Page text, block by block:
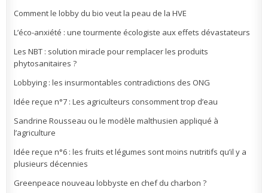
Comment le lobby du bio veut la peau de la HVE
L’éco-anxiété : une tourmente écologiste aux effets dévastateurs
Les NBT : solution miracle pour remplacer les produits
phytosanitaires ?
Lobbying : les insurmontables contradictions des ONG
Idée reçue n°7 : Les agriculteurs consomment trop d’eau
Sandrine Rousseau ou le modèle malthusien appliqué à
l’agriculture
Idée reçue n°6 : les fruits et légumes sont moins nutritifs qu’il y a
plusieurs décennies
Greenpeace nouveau lobbyste en chef du charbon ?